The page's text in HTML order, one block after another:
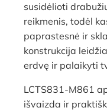
susidėlioti
reikmenis, todėl
paprastesnė ir
konstrukcija
erdvę ir palaikyti
LCTS831-M861
išvaizda ir